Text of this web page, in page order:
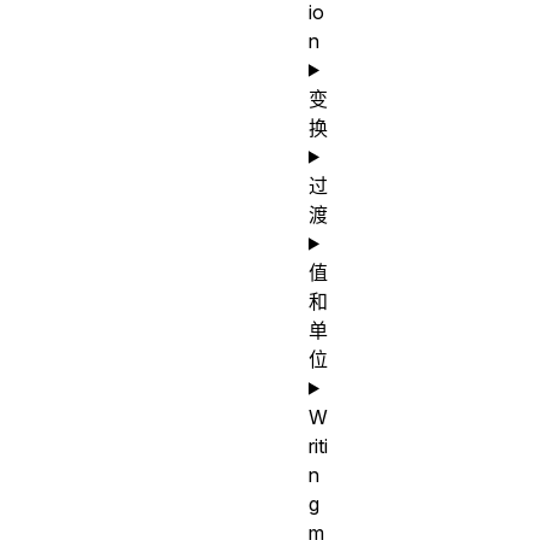
io
n
变
换
过
渡
值
和
单
位
W
riti
n
g
m